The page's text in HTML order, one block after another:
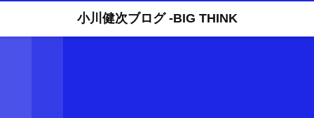
小川健次ブログ -BIG THINK